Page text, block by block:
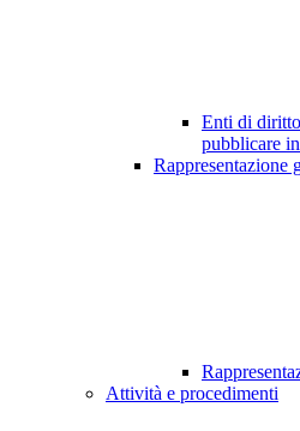
Enti di
pubblicare
Rappresentazione
Attività e procedimenti